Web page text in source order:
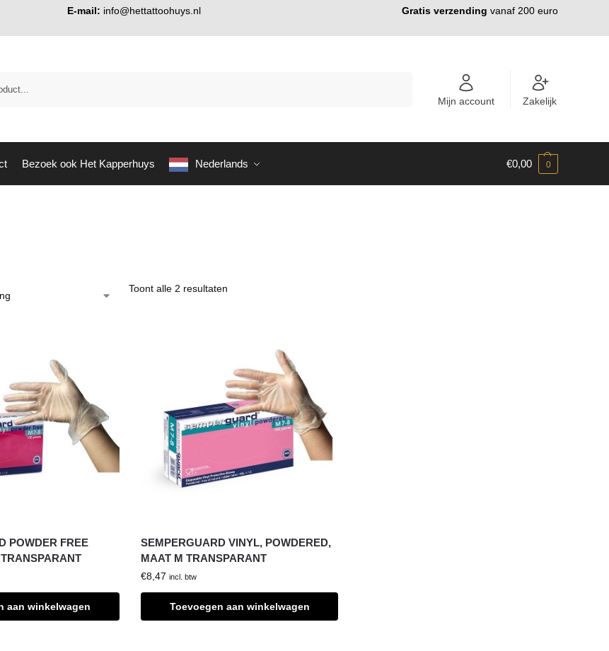
E-mail: info@hettattoohuys.nl Gratis verzending vanaf 200 euro
Mijn account Zakelijk
Bezoek ook Het Kapperhuys Nederlands €0,00 0
Toont alle 2 resultaten
POWDER FREE
aan winkelwagen
SEMPERGUARD VINYL, POWDERED,
MAAT M TRANSPARANT
€8,47 incl. btw
Toevoegen aan winkelwagen